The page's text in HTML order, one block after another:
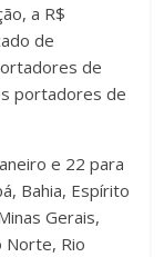
a R$
de
de
portadores de
e 22 para
Bahia, Espírito
Gerais,
Norte, Rio